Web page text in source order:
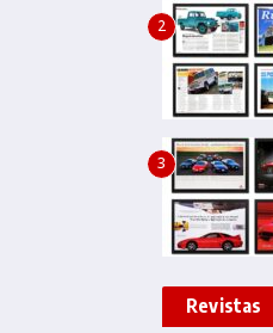
2
3
Revistas